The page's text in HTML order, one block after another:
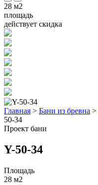
28 м2
площадь
действует скидка
Главная > Бани из бревна >
50-34
Проект бани
Y-50-34
Площадь
28 м2